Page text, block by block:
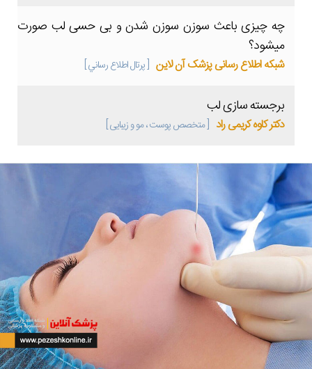
چه چیزی باعث سوزن سوزن شدن و بی حسی لب صورت
میشود؟
شبکه اطلاع رسانی پزشک آن لاین [ پرتال اطلاع رساني ]
برجسته سازی لب
دکتر کاوه کریمی راد [ متخصص پوست ، مو و زیبایی ]